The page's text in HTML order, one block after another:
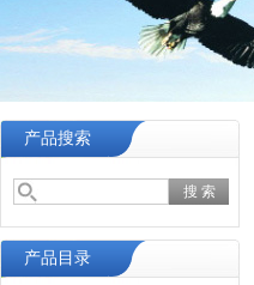
产品搜索
产品目录